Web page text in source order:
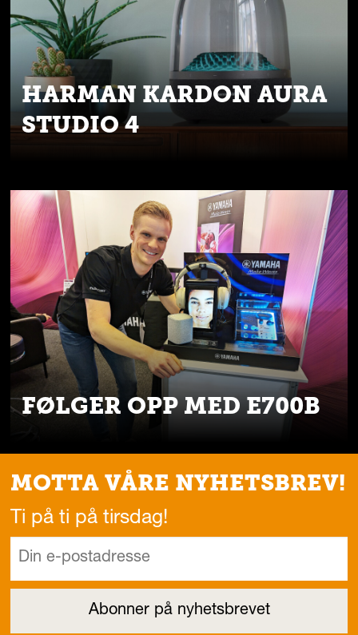
HARMAN KARDON AURA
STUDIO 4
FØLGER OPP MED E700B
MOTTA VÅRE NYHETSBREV!
Ti på ti på tirsdag!